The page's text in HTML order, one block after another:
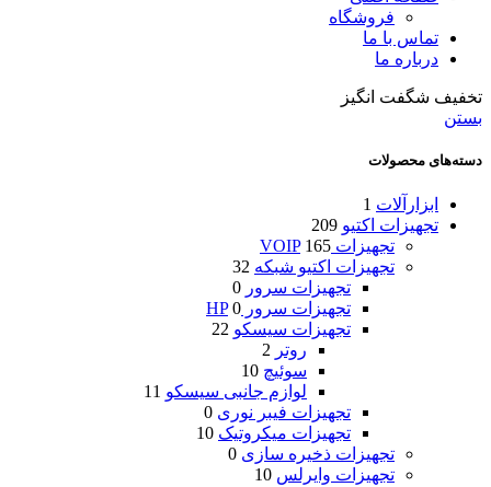
فروشگاه
تماس با ما
درباره ما
تخفیف شگفت انگیز
بستن
دسته‌های محصولات
ابزارآلات 1
تجهیزات اکتیو 209
تجهیزات VOIP 165
تجهیزات اکتیو شبکه 32
تجهیزات سرور 0
تجهیزات سرور HP 0
تجهیزات سیسکو 22
روتر 2
سوئیچ 10
لوازم جانبی سیسکو 11
تجهیزات فیبر نوری 0
تجهیزات میکروتیک 10
تجهیزات ذخیره سازی 0
تجهیزات وایرلس 10